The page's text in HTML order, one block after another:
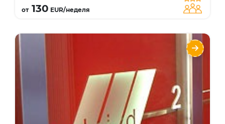
от130 EUR/неделя
did deutsch-institut Berlin
Интенсивный курс
Курсы для учителей
Занятия с преподавателем один на один